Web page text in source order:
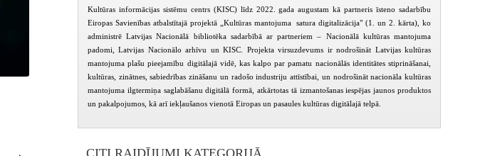
Kultūras informācijas sistēmu centrs (KISC) līdz 2022. gada augustam kā partneris īsteno sadarbību
Eiropas Savienības atbalstītajā projektā „Kultūras mantojuma satura digitalizācija" (1. un 2. kārta), ko
administrē Latvijas Nacionālā bibliotēka sadarbībā ar partneriem – Nacionālā kultūras mantojuma
padomi, Latvijas Nacionālo arhīvu un KISC. Projekta virsuzdevums irnodrošināt Latvijas kultūras
mantojuma plašu pieejamību digitālajā vidē, kas kalpo par pamatu nacionālās identitātes stiprināšanai,
kultūras, zinātnes, sabiedrības zināšanu un radošo industriju attīstībai, un nodrošināt nacionāla kultūras
mantojuma ilgtermiņa saglabāšanu digitālā formā, atkārtotas tā izmantošanas iespējas jaunos produktos
un pakalpojumos, kā arī iekļaušanos vienotā Eiropas un pasaules kultūras digitālajā telpā.
CITI RAIDĪJUMI KATEGORIJĀ